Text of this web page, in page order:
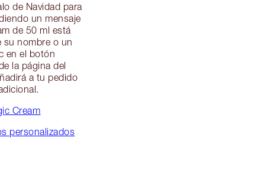
de Navidad para
un mensaje
de 50 ml está
su nombre o un
en el botón
la página del
a tu pedido
Cream
personalizados